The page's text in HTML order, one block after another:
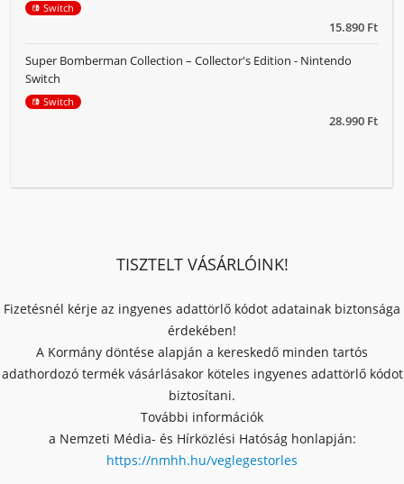
15.890 Ft
Switch
28.990 Ft
Super Bomberman Collection – Collector's Edition - Nintendo
Switch
Switch
TISZTELT VÁSÁRLÓINK!
Fizetésnél kérje az ingyenes adattörlő kódot adatainak biztonsága
érdekében!
A Kormány döntése alapján a kereskedő minden tartós
adathordozó termék vásárlásakor köteles ingyenes adattörlő kódot
biztosítani.
További információk
a Nemzeti Média- és Hírközlési Hatóság honlapján:
https://nmhh.hu/veglegestorles